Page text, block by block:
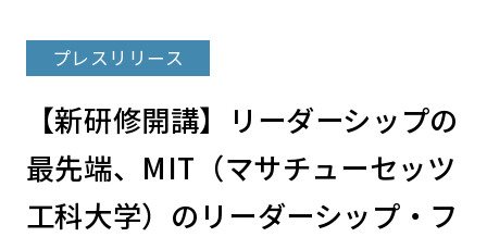
プレスリリース
【新研修開講】リーダーシップの
最先端、MIT（マサチューセッツ
工科大学）のリーダーシップ・フ